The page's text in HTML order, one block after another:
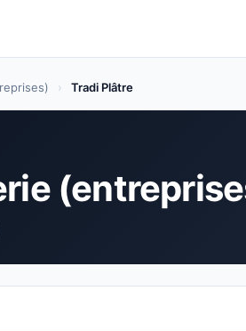
› Tradi Plâtre